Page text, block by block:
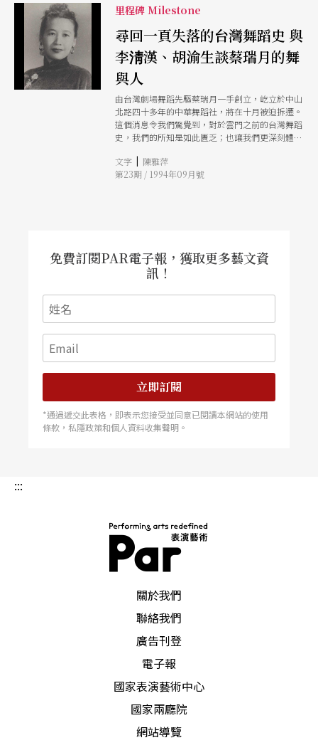
莎．葛蘭姆的《阿帕拉契之春》裡圍繞著傳道者的
里程碑 Milestone
尋回一頁失落的台灣舞蹈史 與
李淸漢、胡渝生談蔡瑞月的舞
與人
由台灣劇場舞蹈先驅蔡瑞月一手創立，屹立於中山
北路四十多年的中華舞蹈社，將在十月被迫拆遷。
這個消息令我們驚覺到，對於雲門之前的台灣舞蹈
史，我們的所知是如此匱乏；也讓我們更深刻體
現址有一場蔡瑞月的回顧展。而在此，透過二位早
期與蔡瑞月習舞多年的學生，李淸漢與胡渝生，我
文字 | 陳雅萍
第23期 / 1994年09月號
免費訂閱PAR電子報，獲取更多藝文資
訊！
立即訂閱
*通過遞交此表格，即表示您接受並同意已閱讀本網站的使用
條款，私隱政策和個人資料收集聲明。
:::
關於我們
聯絡我們
廣告刊登
電子報
國家表演藝術中心
國家兩廳院
網站導覽